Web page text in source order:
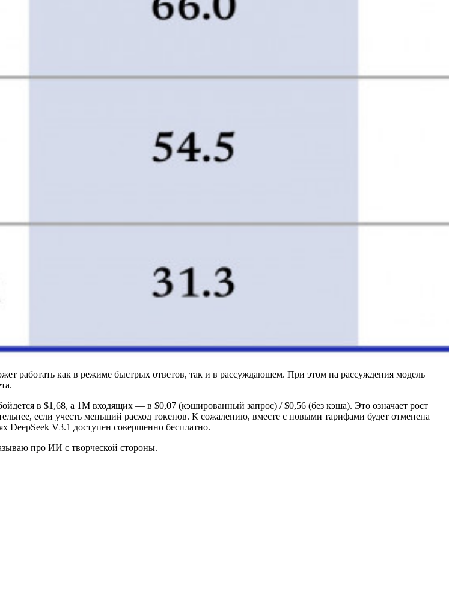
работать как в режиме быстрых ответов, так и в рассуждающем. При этом на рассуждения модель
в $1,68, а 1M входящих — в $0,07 (кэшированный запрос) / $0,56 (без кэша). Это означает рост
если учесть меньший расход токенов. К сожалению, вместе с новыми тарифами будет отменена
V3.1 доступен совершенно бесплатно.
про ИИ с творческой стороны.